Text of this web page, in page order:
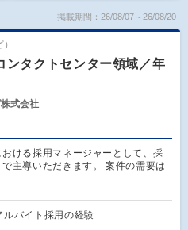
掲載期間：26/08/07～26/08/20
タクトセンター領域／年
式会社
ける採用マネージャーとして、採
主導いただきます。 案件の需要は
ルバイト採用の経験